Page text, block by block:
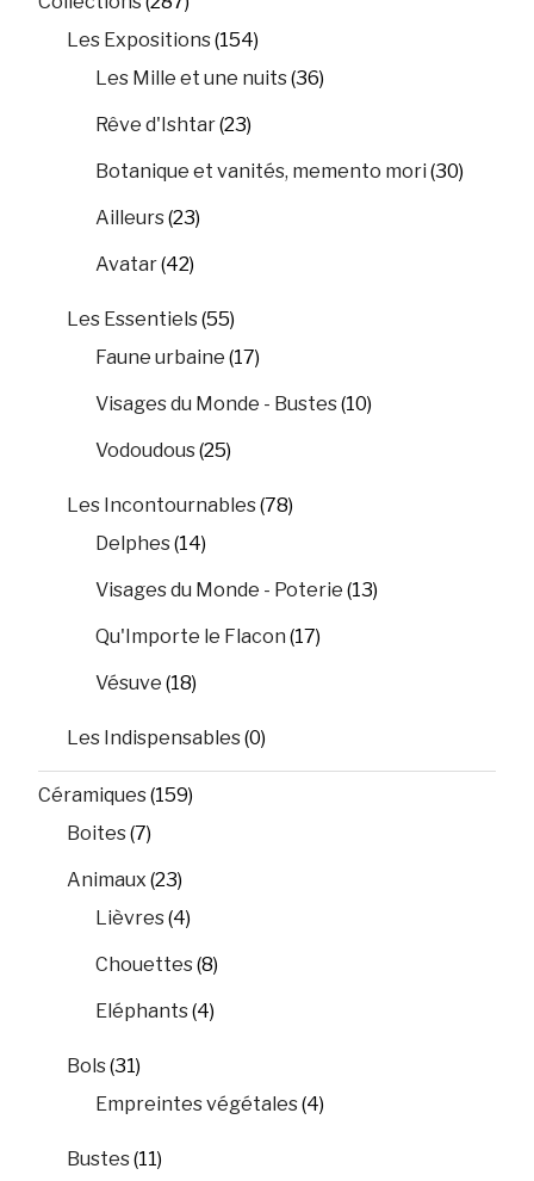
Les Expositions(154)
Les Mille et une nuits(36)
Rêve d'Ishtar(23)
Botanique et vanités, memento mori (30)
Ailleurs(23)
Avatar(42)
Les Essentiels(55)
Faune urbaine (17)
Visages du Monde - Bustes(10)
Vodoudous(25)
Les Incontournables(78)
Delphes(14)
Visages du Monde - Poterie (13)
Qu'Importe le Flacon (17)
Vésuve (18)
Les Indispensables(0)
Céramiques(159)
Boites(7)
Animaux (23)
Lièvres(4)
Chouettes(8)
Eléphants(4)
Bols(31)
Empreintes végétales(4)
Bustes(11)